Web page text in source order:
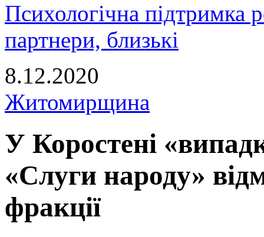
Психологічна підтримка
партнери, близькі
8.12.2020
Житомирщина
У Коростені
«Слуги народу»
фракції